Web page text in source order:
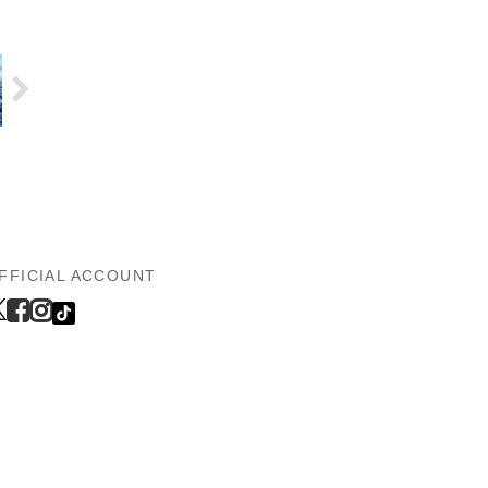
ACCOUNT